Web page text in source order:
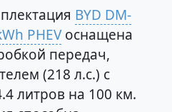
BYD DM-
PHEVоснащена
передач,
(218 л.с.) с
литров на 100 км.